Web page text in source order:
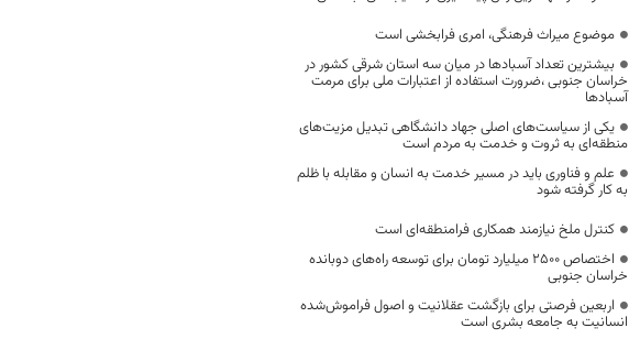
موضوع میراث فرهنگی، امری فرابخشی است
بیشترین تعداد آسبادها در میان سه استان شرقی کشور در
خراسان جنوبی ،ضرورت استفاده از اعتبارات ملی برای مرمت
آسبادها
یکی از سیاست‌های اصلی جهاد دانشگاهی تبدیل مزیت‌های
منطقه‌ای به ثروت و خدمت به مردم است
علم و فناوری باید در مسیر خدمت به انسان و مقابله با ظلم
به کار گرفته شود
کنترل ملخ نیازمند همکاری فرامنطقه‌ای است
اختصاص 2500 میلیارد تومان برای توسعه راه‌های دوبانده
خراسان جنوبی
اربعین فرصتی برای بازگشت عقلانیت و اصول فراموش‌شده
انسانیت به جامعه بشری است